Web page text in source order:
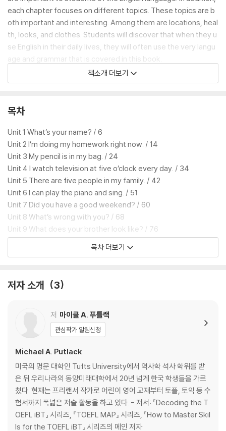
each chapter focuses on different topics. These topics are b
oth important and interesting. Among them are locations, heal
th, looks, and clothes. Students will discover that when they u
se English in their daily lives, they will often use the very langu
age and grammar that is covered in this book.
This book is intended to be used in a classroom setting. Howe
d in learning English alone. While studying this book does not g
c fundamentals they need to get a solid basic knowledge of E
nglish. We wish students the best of luck as they pursue their
studies of the English language.
Michael A. Putlack
Hyonho Lee
Stephen Poirier
책소개 더보기
목차
Unit 1 What’s your name? / 6
Unit 2 I’m doing my homework right now. / 14
Unit 3 My pencil is in my bag. / 24
Unit 4 I watch television at five o’clock every day. / 34
Unit 5 There are five people in my family. / 42
Unit 6 I can play the piano and sing. / 51
Unit 7 Did you have a good weekend? / 60
Unit 8 What’s wrong with you? / 68
Unit 9 What does your brother look like? / 76
Unit 10 What’s your name? / 86
Unit 11 I will have dinner after class. / 94
목차 더보기
저자 소개 3
저 마이클 A. 푸틀랙
관심작가 알림신청
Michael A. Putlack
미국의 명문 대학인 Tufts University에서 역사학 석사 학위를 받
은 뒤 우리나라의 동양미래대학에서 20년 넘게 한국 학생들을 가르
쳤다. 현재는 프리랜서 작가로 어린이 영어 교재부터 토플, 토익 등 수
험서까지 폭넓은 저술 활동을 하고 있다. - 저서: 『Decoding the T
OEFL iBT』 시리즈, 『TOEFL MAP』 시리즈, 『How to Master Skil
ls for the TOEFL iBT』 시리즈의 메인 저자